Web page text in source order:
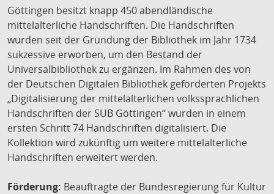
Göttingen besitzt knapp 450 abendländische
mittelalterliche Handschriften. Die Handschriften
wurden seit der Gründung der Bibliothek im Jahr 1734
sukzessive erworben, um den Bestand der
Universalbibliothek zu ergänzen. Im Rahmen des von
der Deutschen Digitalen Bibliothek geförderten Projekts
„Digitalisierung der mittelalterlichen volkssprachlichen
Handschriften der SUB Göttingen“ wurden in einem
ersten Schritt 74 Handschriften digitalisiert. Die
Kollektion wird zukünftig um weitere mittelalterliche
Handschriften erweitert werden.
Förderung: Beauftragte der Bundesregierung für Kultur